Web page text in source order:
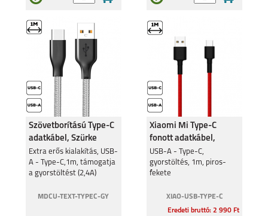
Szövetborítású Type-C
adatkábel, Szürke
Extra erős kialakítás, USB-
A - Type-C,1m, támogatja
a gyorstöltést (2,4A)
MDCU-TEXT-TYPEC-GY
Xiaomi Mi Type-C
fonott adatkábel,
(SJV4110GL)
USB-A - Type-C,
gyorstöltés, 1m, piros-
fekete
XIAO-USB-TYPE-C
Eredeti bruttó: 2 990 Ft